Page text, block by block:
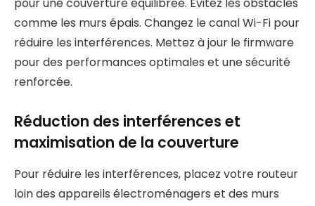
comme les murs épais. Changez le canal Wi-Fi pour
réduire les interférences. Mettez à jour le firmware
pour des performances optimales et une sécurité
renforcée.
Réduction des interférences et
maximisation de la couverture
Pour réduire les interférences, placez votre routeur
loin des appareils électroménagers et des murs